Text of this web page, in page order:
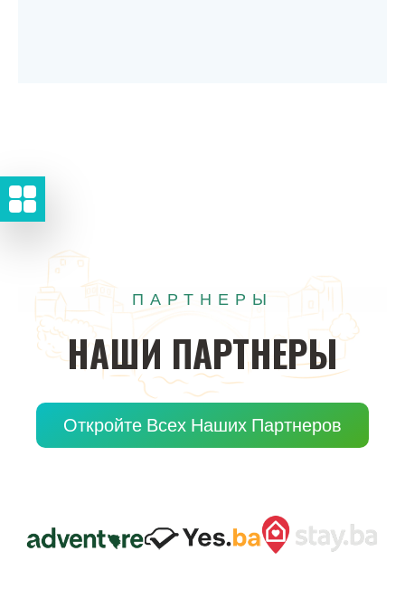
ПАРТНЕРЫ
НАШИ ПАРТНЕРЫ
Откройте Всех Наших Партнеров